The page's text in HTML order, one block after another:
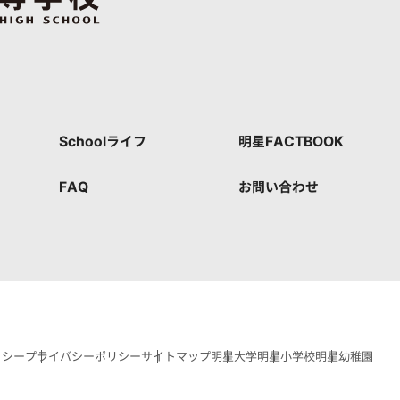
Schoolライフ 明星FACTBOOK
FAQ お問い合わせ
ープライバシーポリシーサイトマップ明星大学明星小学校明星幼稚園